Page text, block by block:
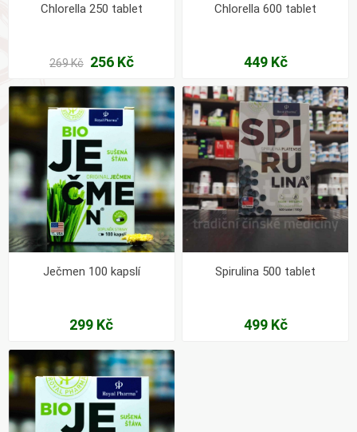
Chlorella 250 tablet
269 Kč 256 Kč
Chlorella 600 tablet
449 Kč
Ječmen 100 kapslí
299 Kč
Spirulina 500 tablet
499 Kč